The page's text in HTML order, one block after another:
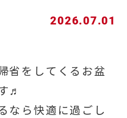
2026.07.01
省をしてくるお盆
♬
なら快適に過ごし